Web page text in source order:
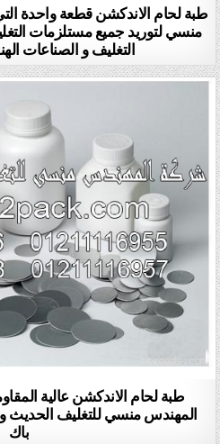
طبة لحام الاندكشن قطعة واحدة
منسي لتوريد جميع مستلزمات
التغليف و الصناعات
طبة لحام الاندكشن عالية
المهندس منسي للتغليف الحديث
باك